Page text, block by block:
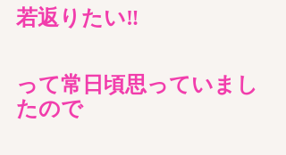
若返りたい‼️
って常日頃思っていまし
たので